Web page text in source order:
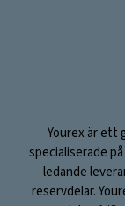
Yourex är ett
specialiserade
ledande
reservdelar.